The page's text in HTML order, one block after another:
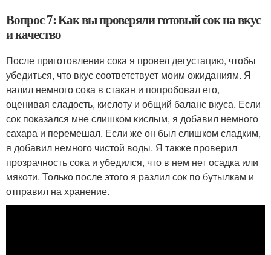
Вопрос 7: Как вы проверяли готовый сок на вкус
и качество
После приготовления сока я провел дегустацию, чтобы
убедиться, что вкус соответствует моим ожиданиям. Я
налил немного сока в стакан и попробовал его,
оценивая сладость, кислоту и общий баланс вкуса. Если
сок показался мне слишком кислым, я добавил немного
сахара и перемешал. Если же он был слишком сладким,
я добавил немного чистой воды. Я также проверил
прозрачность сока и убедился, что в нем нет осадка или
мякоти. Только после этого я разлил сок по бутылкам и
отправил на хранение.